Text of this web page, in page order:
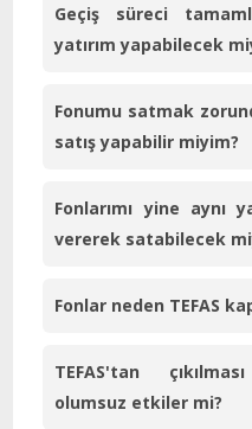
Geçiş süreci
yatırım yapabilecek
Fonumu satmak
satış yapabilir miyim?
Fonlarımı yine aynı
vererek satabilecek
Fonlar neden TEFAS
TEFAS'tan
olumsuz etkiler mi?